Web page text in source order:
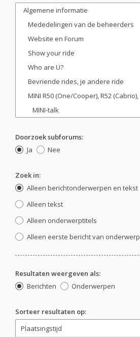
Doorzoek subforums:
Ja
Nee
Zoek in:
Alleen berichtonderwerpen en tekst
Alleen tekst
Alleen onderwerptitels
Alleen eerste bericht van onderwerp
Resultaten weergeven als:
Berichten
Onderwerpen
Sorteer resultaten op: